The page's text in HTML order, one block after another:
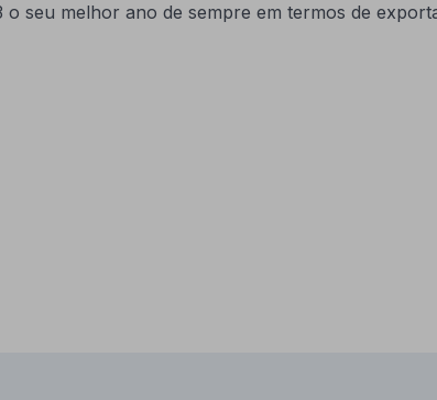
seu melhor ano de sempre em termos de